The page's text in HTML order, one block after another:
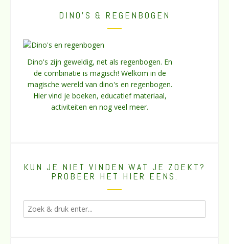
DINO’S & REGENBOGEN
Dino's zijn geweldig, net als regenbogen. En
de combinatie is magisch! Welkom in de
magische wereld van dino's en regenbogen.
Hier vind je boeken, educatief materiaal,
activiteiten en nog veel meer.
KUN JE NIET VINDEN WAT JE ZOEKT?
PROBEER HET HIER EENS.